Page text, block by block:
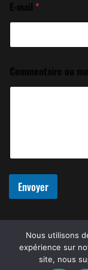
*
Envoyer
Nous utilisons
expérience sur
site, nous